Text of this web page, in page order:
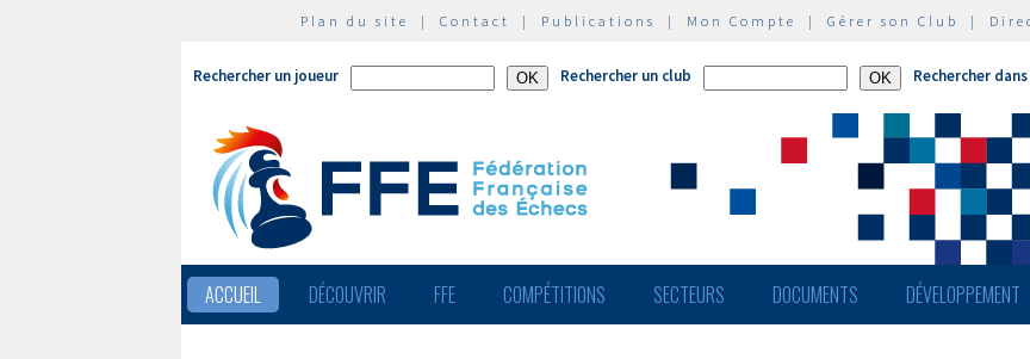
Plan du site | Contact | Publications | Mon Compte | Gérer son Club |
Rechercher un joueur Rechercher un club Rechercher
ACCUEIL DÉCOUVRIR FFE COMPÉTITIONS SECTEURS DOCUMENTS DÉVELOPPEMENT